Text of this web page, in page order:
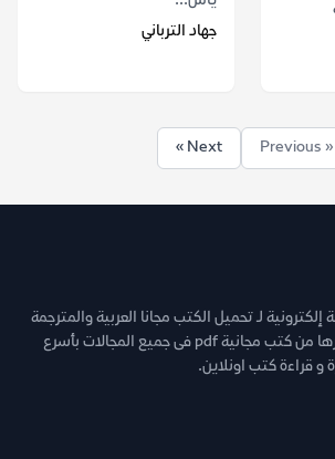
جهاد الترباني
« Previous
Next »
لـ تحميل الكتب مجانا العربية والمترجمة
والروايات والقصص وغيرها من كتب مجانية pdf فى جميع المجالات بأسرع
و قراءة كتب اونلاين.